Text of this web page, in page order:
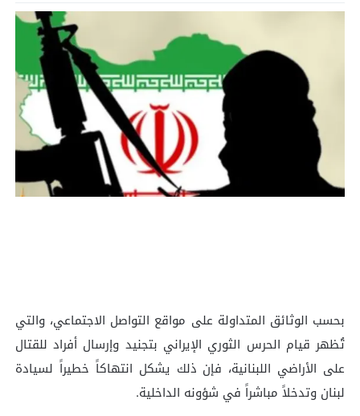
بحسب الوثائق المتداولة على مواقع التواصل الاجتماعي، والتي
تُظهر قيام الحرس الثوري الإيراني بتجنيد وإرسال أفراد للقتال
على الأراضي اللبنانية، فإن ذلك يشكل انتهاكاً خطيراً لسيادة
لبنان وتدخلاً مباشراً في شؤونه الداخلية.